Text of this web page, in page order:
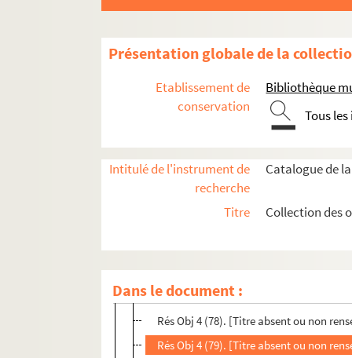
Présentation globale de la
Etablissement de
conservation
Bibliothèque
Tous
Intitulé de l'instrument de
recherche
Catalogue de
Titre Collection des
Dans le document :
Rés Obj 4. Plaques gravées par Jeanne Bardey
Œuvres de Jeanne Bardey
Œuvres attribuées à Jeanne Bardey
Œuvres d’Henriette Bardey
Œuvres de Jeanne et/ou Henriette
Plaques indéterminées
Rés Obj 4 (76). [Titre absent ou non
Rés Obj 4 (77). [Titre absent ou non
Rés Obj 4 (78). [Titre absent ou non
Rés Obj 4 (79). [Titre absent ou non